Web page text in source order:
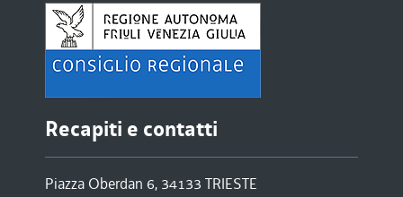
Recapiti e contatti
Piazza Oberdan 6, 34133 TRIESTE